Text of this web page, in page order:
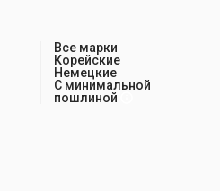
Все марки
Корейские
Немецкие
С минимальной
пошлиной